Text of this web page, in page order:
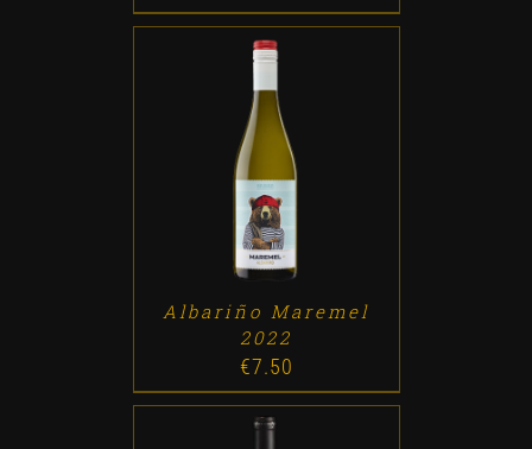
ADD TO CART
Albariño Maremel
2022
€7.50